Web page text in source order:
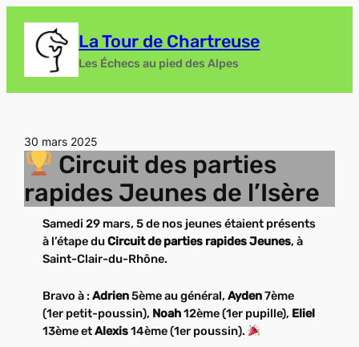
contenu
La Tour de Chartreuse
Les Échecs au pied des Alpes
30 mars 2025
Circuit des parties
rapides Jeunes de l’Isère
Samedi 29 mars, 5 de nos jeunes étaient présents
à l’étape duCircuit de parties rapides Jeunes, à
Saint-Clair-du-Rhône.
Bravo à : Adrien5ème au général, Ayden7ème
(1er petit-poussin), Noah12ème (1er pupille), Eliel
13ème etAlexis14ème (1er poussin).